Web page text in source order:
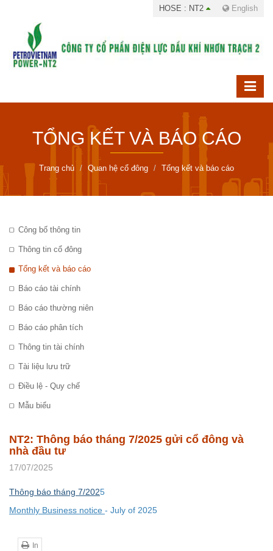
HOSE : NT2 English
TỔNG KẾT VÀ BÁO CÁO
Trang chủ Quan hệ cổ đông Tổng kết và báo cáo
Công bố thông tin
Thông tin cổ đông
Tổng kết và báo cáo
Báo cáo tài chính
Báo cáo thường niên
Báo cáo phân tích
Thông tin tài chính
Tài liệu lưu trữ
Điều lệ - Quy chế
Mẫu biểu
NT2: Thông báo tháng 7/2025 gửi cổ đông và
nhà đầu tư
17/07/2025
Thông báo tháng 7/2025
Monthly Business notice - July of 2025
In